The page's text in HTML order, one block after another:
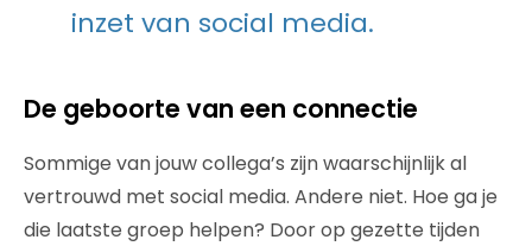
inzet van social media.
De geboorte van een connectie
Sommige van jouw collega’s zijn waarschijnlijk al
vertrouwd met social media. Andere niet. Hoe ga je
die laatste groep helpen? Door op gezette tijden